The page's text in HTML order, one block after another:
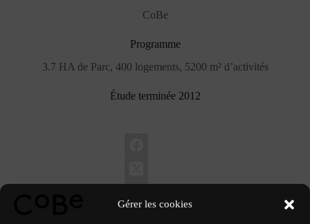
Gérer les cookies
CoBe
Programme
3.7 HA de Parc, 400 logements, 5200 m² d’activités
Étude terminée 2012